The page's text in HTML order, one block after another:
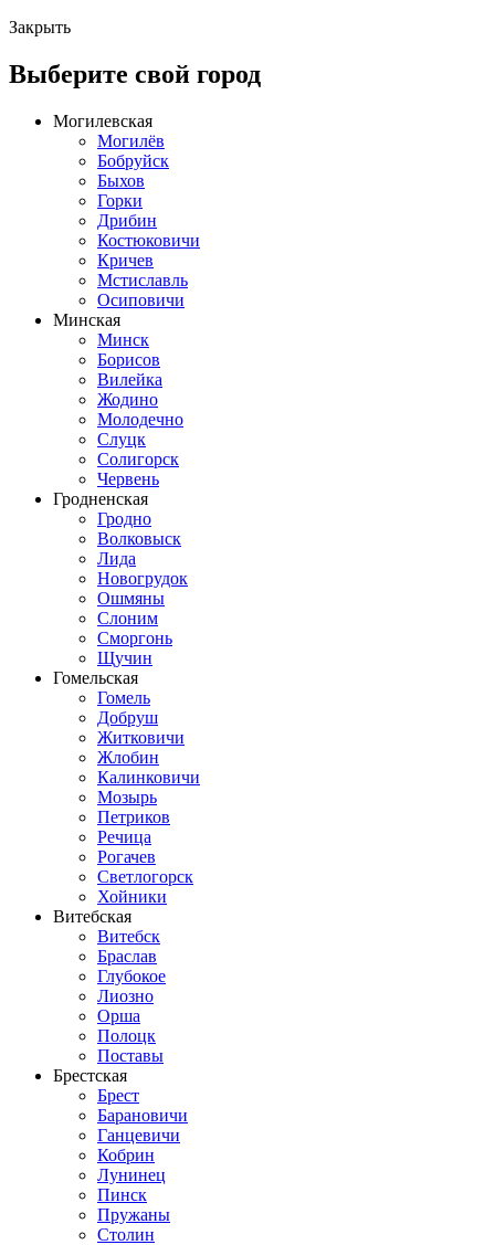
Закрыть
Выберите свой город
Могилевская
Могилёв
Бобруйск
Быхов
Горки
Дрибин
Костюковичи
Кричев
Мстиславль
Осиповичи
Минская
Минск
Борисов
Вилейка
Жодино
Молодечно
Слуцк
Солигорск
Червень
Гродненская
Гродно
Волковыск
Лида
Новогрудок
Ошмяны
Слоним
Сморгонь
Щучин
Гомельская
Гомель
Добруш
Житковичи
Жлобин
Калинковичи
Мозырь
Петриков
Речица
Рогачев
Светлогорск
Хойники
Витебская
Витебск
Браслав
Глубокое
Лиозно
Орша
Полоцк
Поставы
Брестская
Брест
Барановичи
Ганцевичи
Кобрин
Лунинец
Пинск
Пружаны
Столин